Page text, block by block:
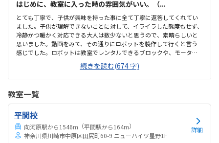
はじめに、教室に入った時の雰囲気がいい。（...
とても丁寧で、子供が興味を持った事に全て丁寧に返答してくれてい
ました。子供が理解できないことに対して、イライラした態度もせず、
冷静かつ暖かく対応できる大人は数少ないと思うので、素晴らしいと
思いました。動画をみて、その通りにロボットを製作して行くと言う
感じでした。ロボットは教室でレンタルできるブロックや、モーター
などです。タブレットの操作も子供自身ができるので、機械に強くな
るなという印象でした。家から自転車ですぐのところにあります。駐
輪スペースもあり、場所も道路面に接しているので、すぐに見つけら
としているので、気が散らず、集中しやすいと思います。個人授業なの
で、割高かなと思いました。生徒2.3人でも大丈夫な感じはします。あ
と、動画を見ながら制作するので、簡単なうちは家でもできる内容か
なと思います。あまり得意な事がなく、自分に...
続きを読む(674 字)
教室一覧
平間校
向河原駅から1546m （平間駅から164m）
神奈川県川崎市中原区田尻町60-9 ニューハイツ星野1F
詳細